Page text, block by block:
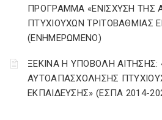
ΠΡΟΓΡΑΜΜΑ «ΕΝΙΣΧΥΣΗ ΤΗΣ
ΠΤΥΧΙΟΥΧΩΝ ΤΡΙΤΟΒΑΘΜΙΑΣ
(ΕΝΗΜΕΡΩΜΕΝΟ)
ΞΕΚΙΝΑ Η ΥΠΟΒΟΛΗ ΑΙΤΗΣΗΣ:
ΑΥΤΟΑΠΑΣΧΟΛΗΣΗΣ
ΕΚΠΑΙΔΕΥΣΗΣ» (ΕΣΠΑ 2014-